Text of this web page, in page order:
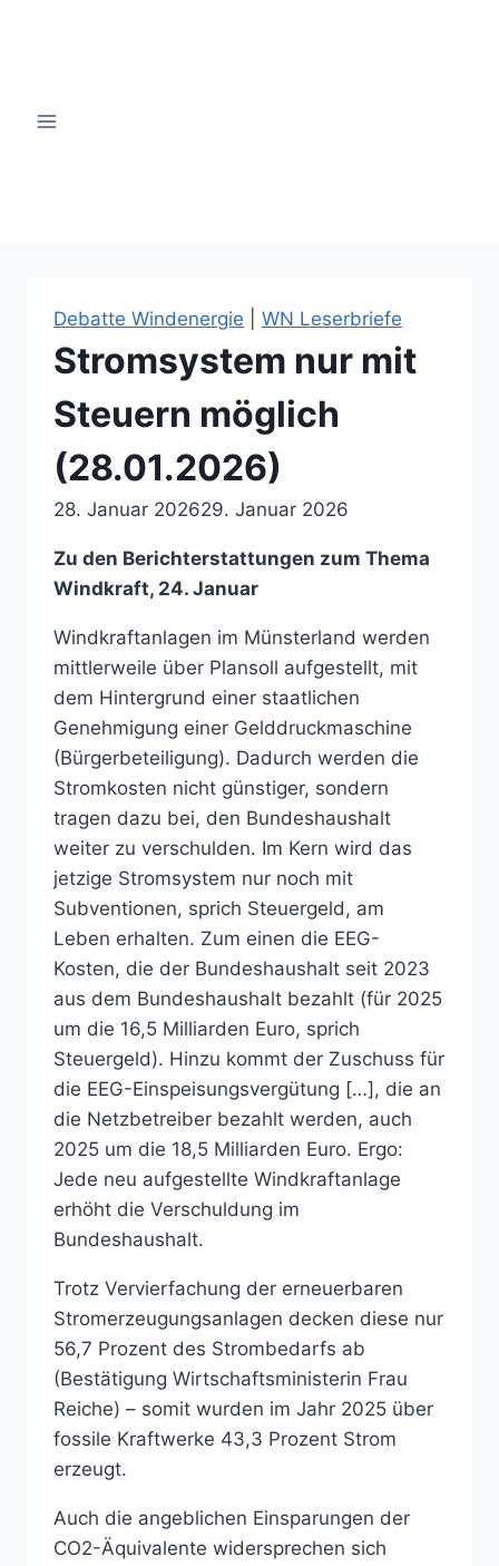
Debatte Windenergie WN Leserbriefe
Stromsystem nur mit
Steuern möglich
(28.01.2026)
28. Januar 202629. Januar 2026
Zu den Berichterstattungen zum Thema
Windkraft, 24. Januar
Windkraftanlagen im Münsterland werden
mittlerweile über Plansoll aufgestellt, mit
dem Hintergrund einer staatlichen
Genehmigung einer Gelddruckmaschine
(Bürgerbeteiligung). Dadurch werden die
Stromkosten nicht günstiger, sondern
tragen dazu bei, den Bundeshaushalt
weiter zu verschulden. Im Kern wird das
jetzige Stromsystem nur noch mit
Subventionen, sprich Steuergeld, am
Leben erhalten. Zum einen die EEG-
Kosten, die der Bundeshaushalt seit 2023
aus dem Bundeshaushalt bezahlt (für 2025
um die 16,5 Milliarden Euro, sprich
Steuergeld). Hinzu kommt der Zuschuss für
die EEG-Einspeisungsvergütung […], die an
die Netzbetreiber bezahlt werden, auch
2025 um die 18,5 Milliarden Euro. Ergo:
Jede neu aufgestellte Windkraftanlage
erhöht die Verschuldung im
Bundeshaushalt.
Trotz Vervierfachung der erneuerbaren
Stromerzeugungsanlagen decken diese nur
56,7 Prozent des Strombedarfs ab
(Bestätigung Wirtschaftsministerin Frau
Reiche) – somit wurden im Jahr 2025 über
fossile Kraftwerke 43,3 Prozent Strom
erzeugt.
Auch die angeblichen Einsparungen der
CO2-Äquivalente widersprechen sich